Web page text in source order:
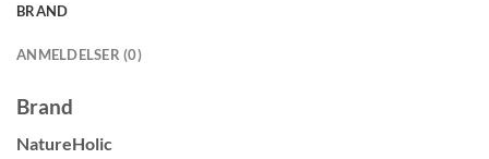
BRAND
ANMELDELSER (0)
Brand
NatureHolic